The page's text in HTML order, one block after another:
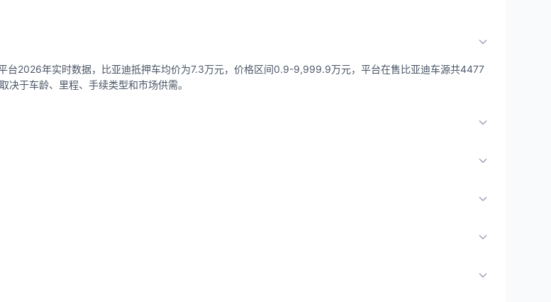
台2026年实时数据，比亚迪抵押车均价为7.3万元，价格区间0.9-9,999.9万元，平台在售比亚迪车源共4477
于车龄、里程、手续类型和市场供需。